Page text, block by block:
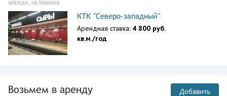
АРЕНДА , ЧЕЛЯБИНСК
КТК "Северо-западный"
Арендная ставка: 4 800 руб.
кв.м./год
Возьмем в аренду Добавить